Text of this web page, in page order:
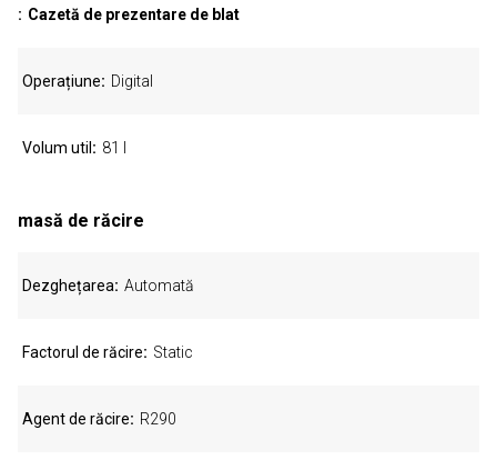
Cazetă de prezentare de blat
Operațiune Digital
Volum util 81 l
masă de răcire
Dezghețarea Automată
Factorul de răcire Static
Agent de răcire R290